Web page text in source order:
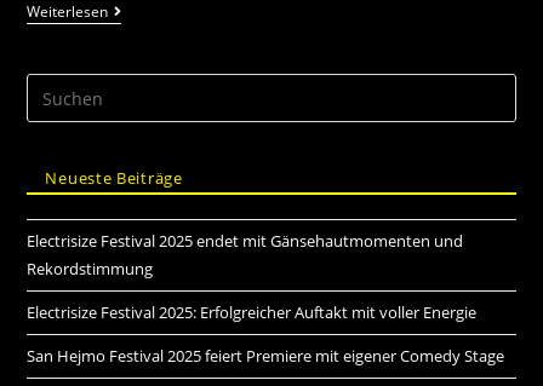
Weiterlesen
Neueste Beiträge
Electrisize Festival 2025 endet mit Gänsehautmomenten und
Rekordstimmung
Electrisize Festival 2025: Erfolgreicher Auftakt mit voller Energie
San Hejmo Festival 2025 feiert Premiere mit eigener Comedy Stage